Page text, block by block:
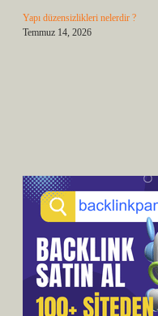
Yapı düzensizlikleri nelerdir ?
Temmuz 14, 2026